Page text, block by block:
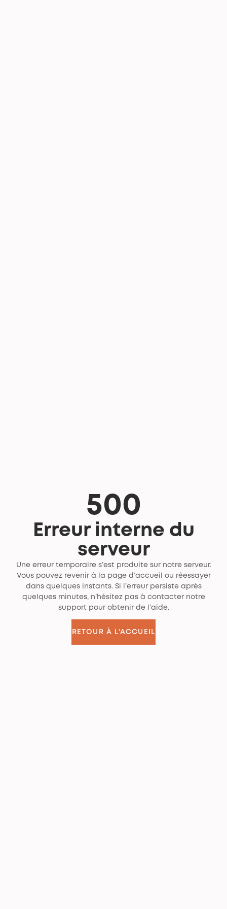
500
Erreur interne du
serveur
Une erreur temporaire s’est produite sur notre serveur.
Vous pouvez revenir à la page d’accueil ou réessayer
dans quelques instants. Si l’erreur persiste après
quelques minutes, n’hésitez pas à contacter notre
support pour obtenir de l’aide.
RETOUR À L'ACCUEIL